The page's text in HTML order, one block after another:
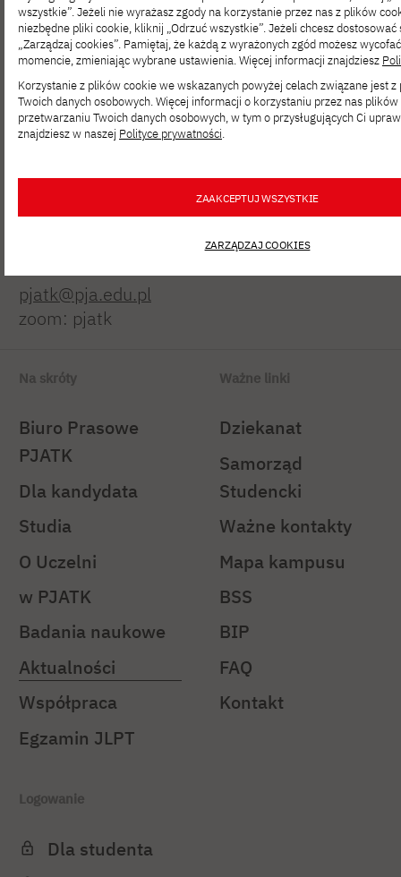
Polsko-Japońska Akademia
Technik Komputerowych
tel:+48 22 58 44 500
pjatk@pja.edu.pl
zoom: pjatk
Na skróty
Biuro Prasowe
PJATK
Dla kandydata
Studia
O Uczelni
w PJATK
Badania naukowe
Aktualności
Współpraca
Egzamin JLPT
Ważne linki
Dziekanat
Samorząd
Studencki
Ważne kontakty
Mapa kampusu
BSS
BIP
FAQ
Kontakt
Logowanie
Dla studenta
wszystkie”. Jeżeli nie wyrażasz zgody na korzystanie przez nas z plików
niezbędne pliki cookie, kliknij „Odrzuć wszystkie”. Jeżeli chcesz
„Zarządzaj cookies”. Pamiętaj, że każdą z wyrażonych zgód możesz
momencie, zmieniając wybrane ustawienia. Więcej informacji znajdziesz
Korzystanie z plików cookie we wskazanych powyżej celach związane jest
Twoich danych osobowych. Więcej informacji o korzystaniu przez nas
przetwarzaniu Twoich danych osobowych, w tym o przysługujących Ci
znajdziesz w naszej Polityce prywatności.
ZAAKCEPTUJ WSZYSTKIE
ZARZĄDZAJ COOKIES